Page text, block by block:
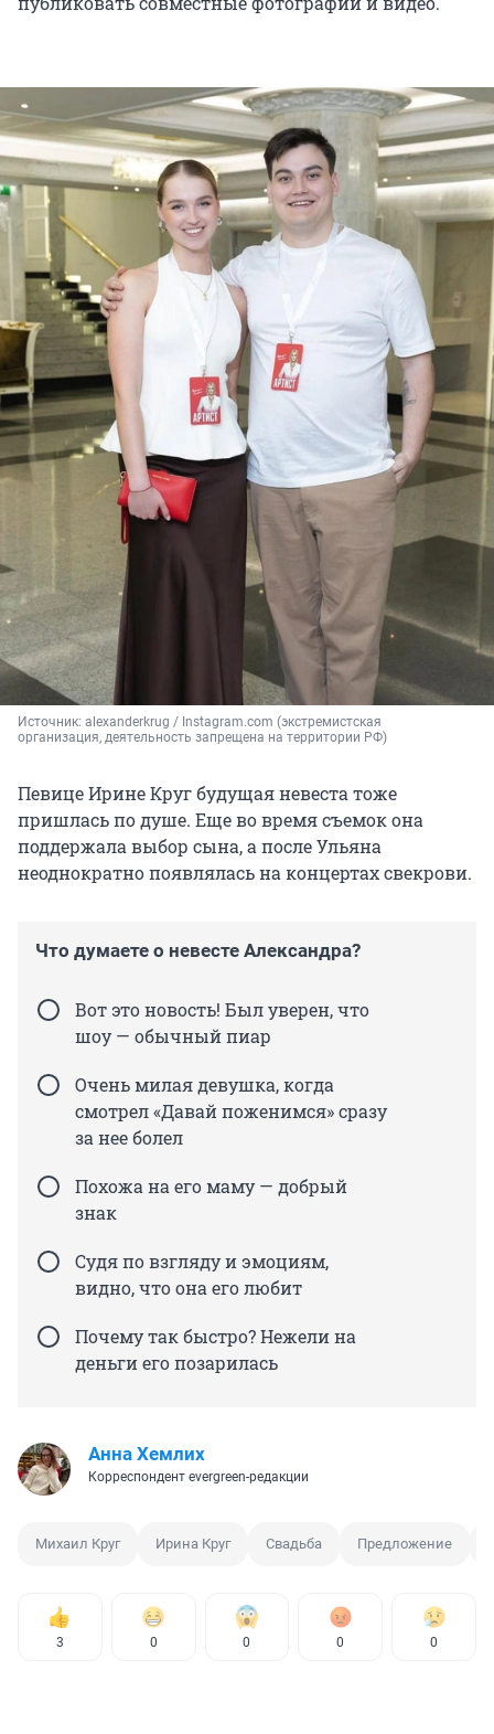
Источник: alexanderkrug / Instagram.com (экстремистская
организация, деятельность запрещена на территории РФ)
Певице Ирине Круг будущая невеста тоже
пришлась по душе. Еще во время съемок она
поддержала выбор сына, а после Ульяна
неоднократно появлялась на концертах свекрови.
Что думаете о невесте Александра?
Вот это новость! Был уверен, что
шоу — обычный пиар
Очень милая девушка, когда
смотрел «Давай поженимся» сразу
за нее болел
Похожа на его маму — добрый
знак
Судя по взгляду и эмоциям,
видно, что она его любит
Почему так быстро? Нежели на
деньги его позарилась
Анна Хемлих
Корреспондент evergreen-редакции
Михаил Круг Ирина Круг Свадьба Предложение
3 0 0 0 0